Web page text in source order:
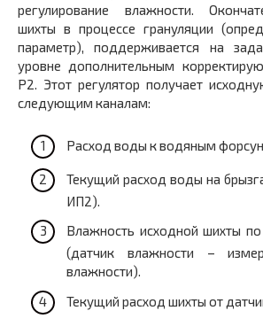
регулирование влажности.
шихты в процессе грануляции
параметр), поддерживается на
уровне дополнительным
Р2. Этот регулятор получает
следующим каналам:
Расход воды к водяным
Текущий расход воды на
ИП2).
Влажность исходной шихты
(датчик влажности –
влажности).
Текущий расход шихты от